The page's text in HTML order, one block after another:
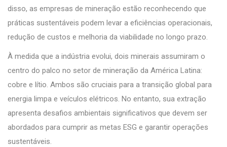
disso, as empresas de mineração estão reconhecendo que
práticas sustentáveis podem levar a eficiências operacionais,
redução de custos e melhoria da viabilidade no longo prazo.
À medida que a indústria evolui, dois minerais assumiram o
centro do palco no setor de mineração da América Latina:
cobre e lítio. Ambos são cruciais para a transição global para
energia limpa e veículos elétricos. No entanto, sua extração
apresenta desafios ambientais significativos que devem ser
abordados para cumprir as metas ESG e garantir operações
sustentáveis.